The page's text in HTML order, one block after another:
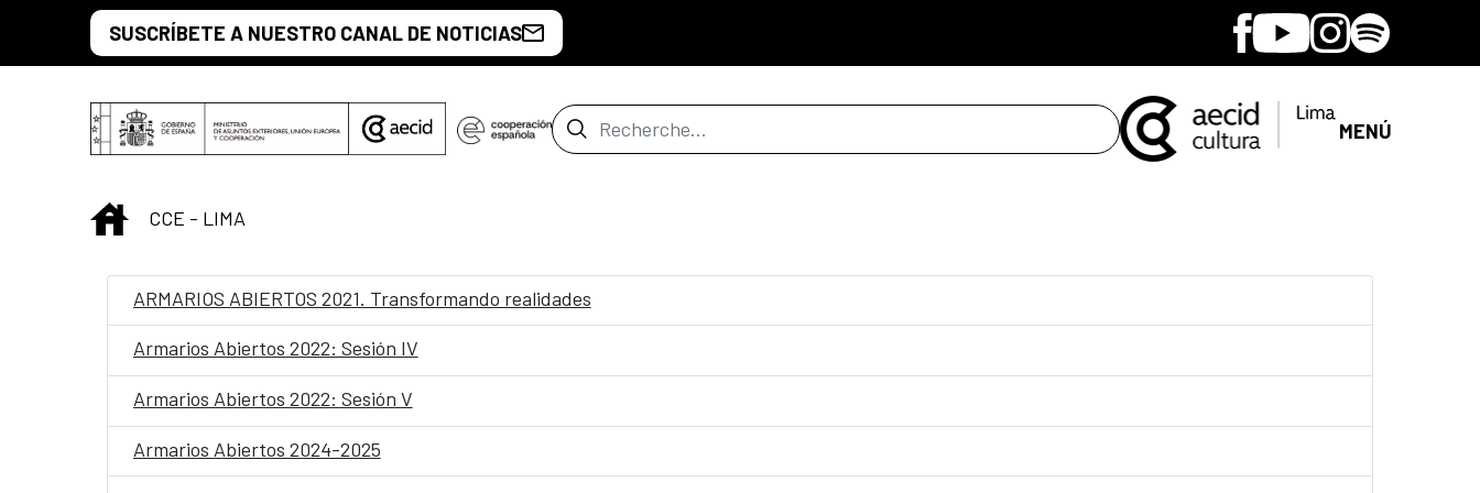
Saut au contenu principal
SUSCRÍBETE A NUESTRO CANAL DE NOTICIAS Facebook
YoutubeInstagram
Spotify
Barre de recherche MENÚ
INICIO
CCE - LIMA
ARMARIOS ABIERTOS 2021. Transformando realidades
Armarios Abiertos 2022: Sesión IV
Armarios Abiertos 2022: Sesión V
Armarios Abiertos 2024-2025